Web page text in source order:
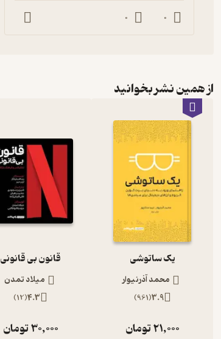
0
0
از همین نشر بخوانید
یک ساتوشی
محمد آذرنیوار
3.9
(
961
)
21,000تومان
قانون بی قانونی
میلاد تمدن
4.3
(
12
)
30,000تومان